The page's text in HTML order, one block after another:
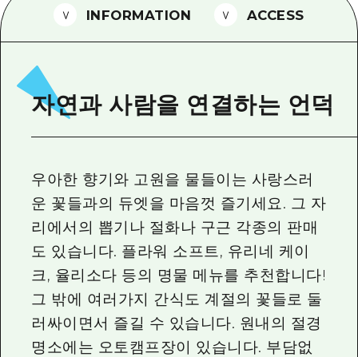
2박 3일
사진 다운로드
INFORMATION ACCESS
자연과 사람을 연결하는 언덕
우아한 향기와 고원을 물들이는 사랑스러
운 꽃들과의 듀엣을 마음껏 즐기세요. 그 자
리에서의 뽑기나 절화나 구근 각종의 판매
도 있습니다. 플라워 소프트, 유리네 케이
크, 율리소다 등의 명물 메뉴를 추천합니다!
그 밖에 여러가지 간식도 계절의 꽃들로 둘
러싸이면서 즐길 수 있습니다. 원내의 절경
명소에는 오토캠프장이 있습니다. 부담없